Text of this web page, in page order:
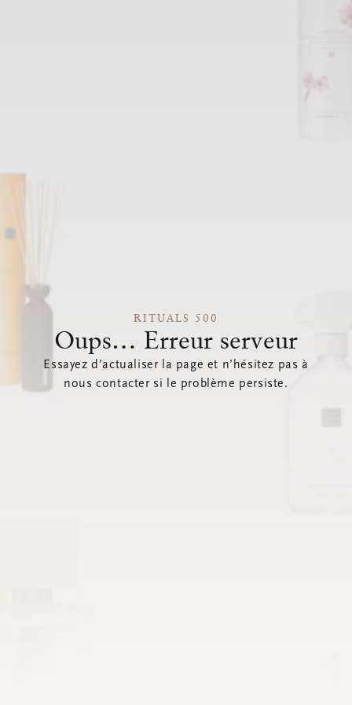
RITUALS 500
Oups… Erreur serveur
Essayez d’actualiser la page et n’hésitez pas à
nous contacter si le problème persiste.